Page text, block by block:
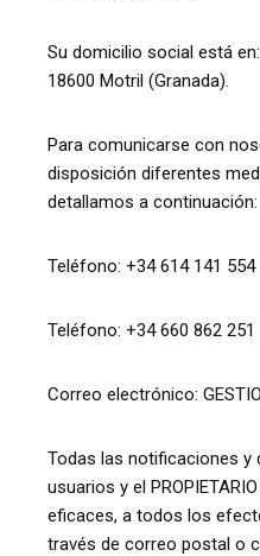
Su domicilio social está
18600 Motril (Granada).
Para comunicarse con
disposición diferentes
detallamos a continuación:
Teléfono: +34 614 141 554
Teléfono: +34 660 862 251
Correo electrónico:
Todas las notificaciones
usuarios y el
eficaces, a todos los
través de correo postal o